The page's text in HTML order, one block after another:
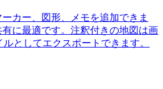
カー、図形、メモを追加できま
に最適です。注釈付きの地図は画
としてエクスポートできます。